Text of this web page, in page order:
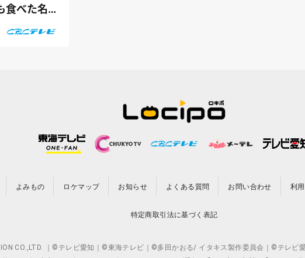
食べた名
よみもの ロケマップ お知らせ よくある質問 お問い合わせ 利
特定商取引法に基づく表記
CO.,LTD. ｜©テレビ愛知｜©東海テレビ｜©多田かおる/ イタキス製作委員会｜©テレビ